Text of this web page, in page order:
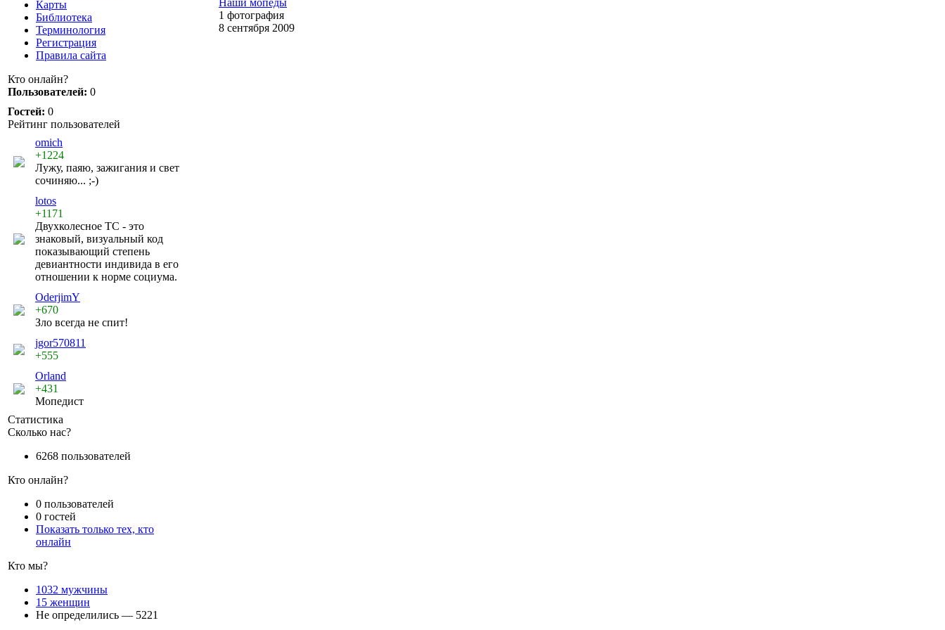
Карты
Библиотека
Терминология
Регистрация
Правила сайта
Кто онлайн?
Пользователей: 0
Гостей: 0
Рейтинг пользователей
omich
+1224
Лужу, паяю, зажигания и свет
сочиняю... ;-)
lotos
+1171
Двухколесное ТС - это
знаковый, визуальный код
показывающий степень
девиантности индивида в его
отношении к норме социума.
OderjimY
+670
Зло всегда не спит!
jgor570811
+555
Orland
+431
Мопедист
Статистика
Сколько нас?
6268 пользователей
Кто онлайн?
0 пользователей
0 гостей
Показать только тех, кто
онлайн
Кто мы?
1032 мужчины
15 женщин
Не определились — 5221
Наши мопеды
1 фотография
8 сентября 2009